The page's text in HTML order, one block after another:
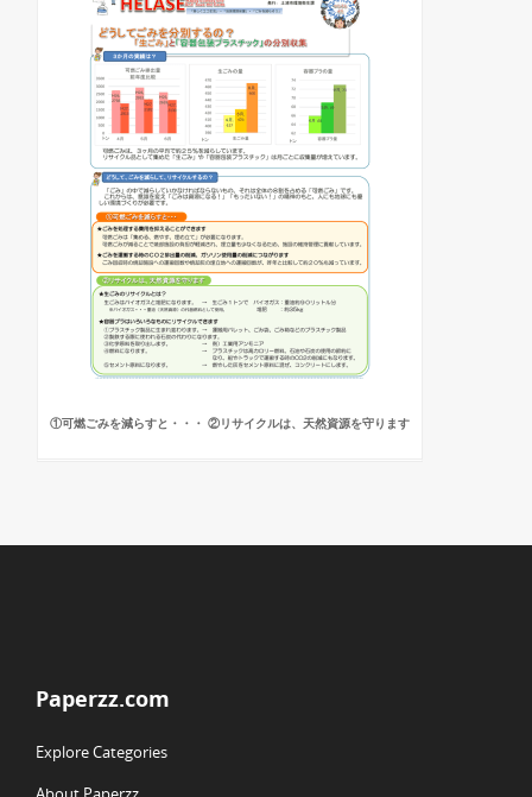
①可燃ごみを減らすと・・・ ②リサイクルは、天然資源を守ります
Paperzz.com
Explore Categories